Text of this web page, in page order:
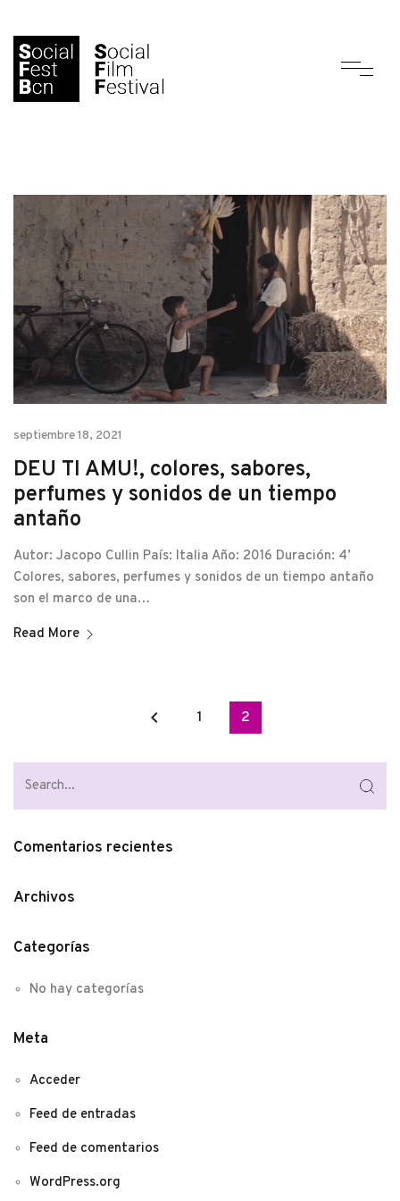
septiembre 18, 2021
DEU TI AMU!, colores, sabores,
perfumes y sonidos de un tiempo
antaño
Autor: Jacopo Cullin País: Italia Año: 2016 Duración: 4’
Colores, sabores, perfumes y sonidos de un tiempo antaño
son el marco de una…
Read More
keyboard_arrow_left 1 2
Comentarios recientes
Archivos
Categorías
No hay categorías
Meta
Acceder
Feed de entradas
Feed de comentarios
WordPress.org